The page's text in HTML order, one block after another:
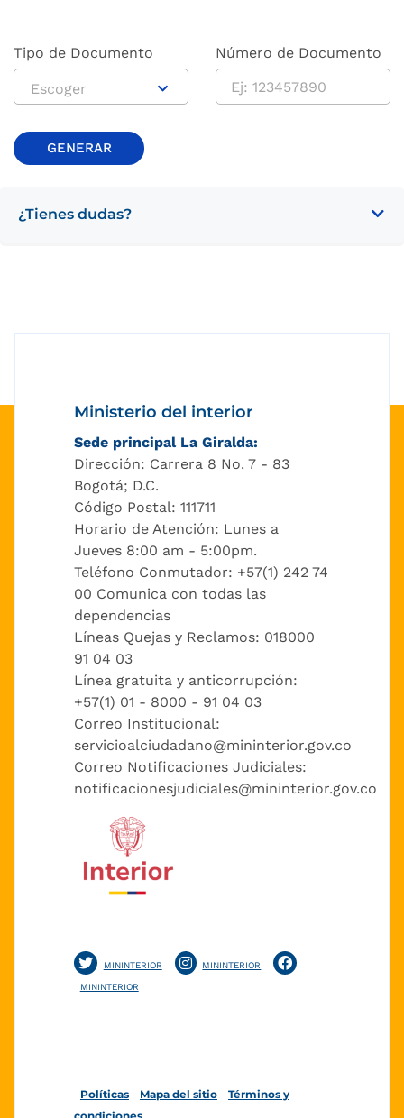
Tipo de Documento
Escoger
Número de Documento
GENERAR
¿Tienes dudas?
Ministerio del interior
Sede principal La Giralda:
Dirección: Carrera 8 No. 7 - 83
Bogotá; D.C.
Código Postal: 111711
Horario de Atención: Lunes a
Jueves 8:00 am - 5:00pm.
Teléfono Conmutador: +57(1) 242 74
00 Comunica con todas las
dependencias
Líneas Quejas y Reclamos: 018000
91 04 03
Línea gratuita y anticorrupción:
+57(1) 01 - 8000 - 91 04 03
Correo Institucional:
servicioalciudadano@mininterior.gov.co
Correo Notificaciones Judiciales:
notificacionesjudiciales@mininterior.gov.co
MININTERIOR MININTERIOR
MININTERIOR
Políticas Mapa del sitio
Términos y
condiciones